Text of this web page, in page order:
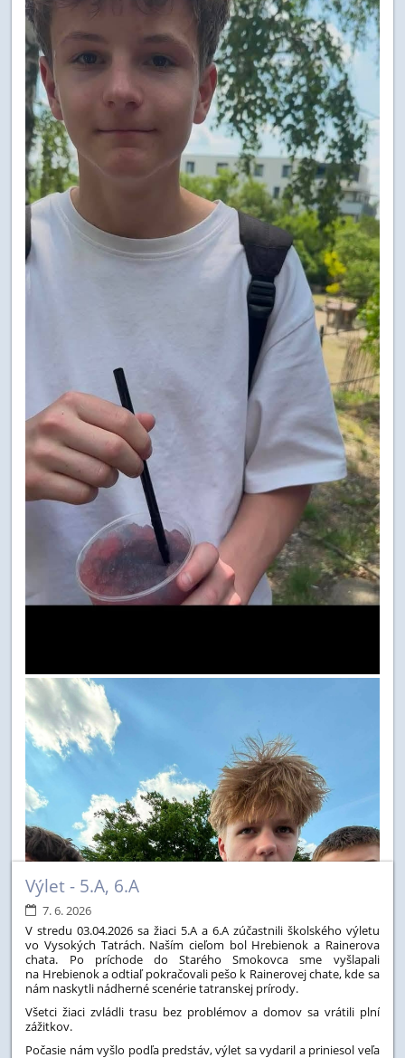
Výlet - 5.A, 6.A
7. 6. 2026
V stredu 03.04.2026 sa žiaci 5.A a 6.A zúčastnili školského výletu
vo Vysokých Tatrách. Naším cieľom bol Hrebienok a Rainerova
chata. Po príchode do Starého Smokovca sme vyšlapali
na Hrebienok a odtiaľ pokračovali pešo k Rainerovej chate, kde sa
nám naskytli nádherné scenérie tatranskej prírody.
Všetci žiaci zvládli trasu bez problémov a domov sa vrátili plní
zážitkov.
Počasie nám vyšlo podľa predstáv, výlet sa vydaril a priniesol veľa